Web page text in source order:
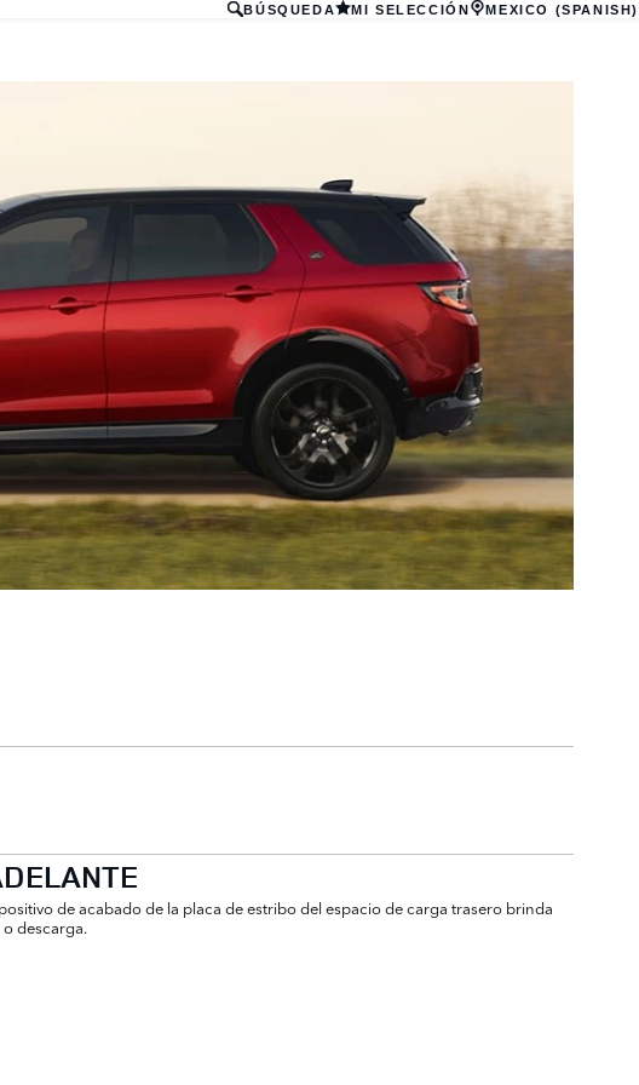
BÚSQUEDA MI SELECCIÓN MEXICO (SPANISH)
de acabado de la placa de estribo del espacio de carga trasero brinda
descarga.